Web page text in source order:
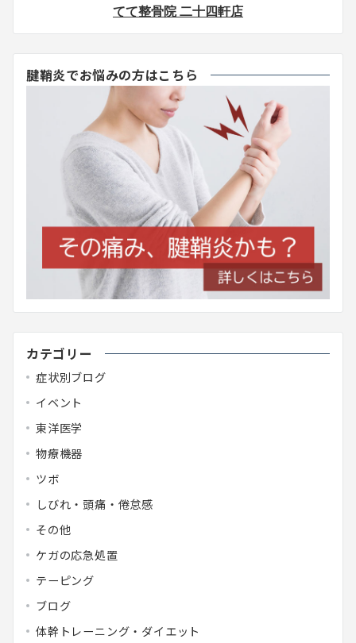
腱鞘炎でお悩みの方はこちら
カテゴリー
症状別ブログ
イベント
東洋医学
物療機器
ツボ
しびれ・頭痛・倦怠感
その他
ケガの応急処置
テーピング
ブログ
体幹トレーニング・ダイエット